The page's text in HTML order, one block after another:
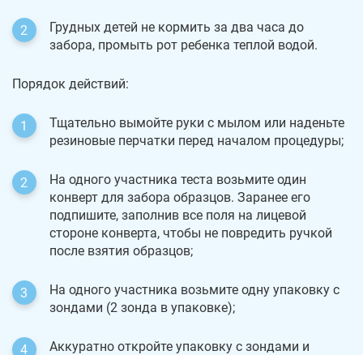
Грудных детей не кормить за два часа до
забора, промыть рот ребенка теплой водой.
Порядок действий:
Тщательно вымойте руки с мылом или наденьте
резиновые перчатки перед началом процедуры;
На одного участника теста возьмите один
конверт для забора образцов. Заранее его
подпишите, заполнив все поля на лицевой
стороне конверта, чтобы не повредить ручкой
после взятия образцов;
На одного участника возьмите одну упаковку с
зондами (2 зонда в упаковке);
Аккуратно откройте упаковку с зондами и